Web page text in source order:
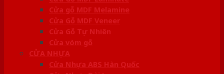
Cửa gỗ MDF Melamine
Cửa Gỗ MDF Veneer
Cửa Gỗ Tự Nhiên
Cửa vòm gỗ
CỬA NHỰA
Cửa Nhựa ABS Hàn Quốc